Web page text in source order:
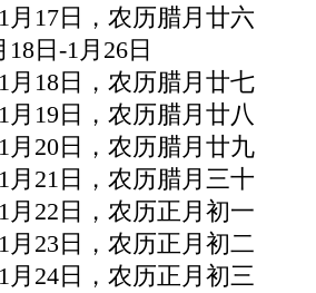
月17日，农历腊月廿六
18日-1月26日
月18日，农历腊月廿七
月19日，农历腊月廿八
月20日，农历腊月廿九
月21日，农历腊月三十
月22日，农历正月初一
月23日，农历正月初二
月24日，农历正月初三